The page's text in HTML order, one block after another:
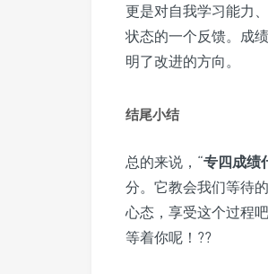
更是对自我学习能力
状态的一个反馈。成
明了改进的方向。
结尾小结
总的来说，“专四成绩
分。它教会我们等待
心态，享受这个过程
等着你呢！??